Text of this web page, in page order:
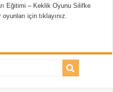
Eğitimi – Keklik Oyunu Silifke
için tıklayınız.